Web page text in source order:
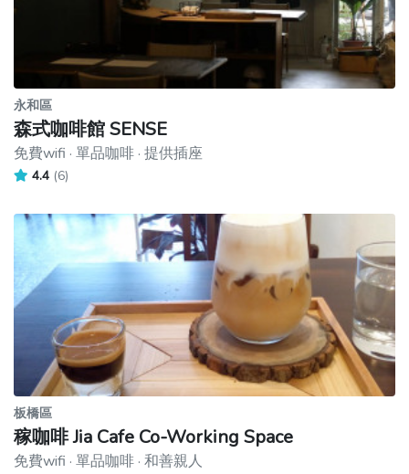
永和區
森式咖啡館 SENSE
免費wifi · 單品咖啡 · 提供插座
4.4 (6)
板橋區
稼咖啡 Jia Cafe Co-Working Space
免費wifi · 單品咖啡 · 和善親人